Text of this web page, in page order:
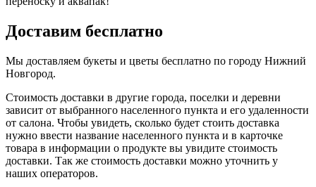
Доставим бесплатно
Мы доставляем букеты и цветы бесплатно по городу Нижний
Новгород.
Стоимость доставки в другие города, поселки и деревни
зависит от выбранного населенного пункта и его удаленности
от салона. Чтобы увидеть, сколько будет стоить доставка
нужно ввести название населенного пункта и в карточке
товара в информации о продукте вы увидите стоимость
доставки. Так же стоимость доставки можно уточнить у
наших операторов.